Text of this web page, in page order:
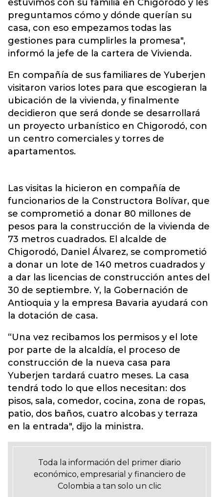
estuvimos con su familia en Chigorodó y les
preguntamos cómo y dónde querían su
casa, con eso empezamos todas las
gestiones para cumplirles la promesa",
informó la jefe de la cartera de Vivienda.
En compañía de sus familiares de Yuberjen
visitaron varios lotes para que escogieran la
ubicación de la vivienda, y finalmente
decidieron que será donde se desarrollará
un proyecto urbanístico en Chigorodó, con
un centro comerciales y torres de
apartamentos.
Las visitas la hicieron en compañía de
funcionarios de la Constructora Bolívar, que
se comprometió a donar 80 millones de
pesos para la construcción de la vivienda de
73 metros cuadrados. El alcalde de
Chigorodó, Daniel Álvarez, se comprometió
a donar un lote de 140 metros cuadrados y
a dar las licencias de construcción antes del
30 de septiembre. Y, la Gobernación de
Antioquia y la empresa Bavaria ayudará con
la dotación de casa.
“Una vez recibamos los permisos y el lote
por parte de la alcaldía, el proceso de
construcción de la nueva casa para
Yuberjen tardará cuatro meses. La casa
tendrá todo lo que ellos necesitan: dos
pisos, sala, comedor, cocina, zona de ropas,
patio, dos baños, cuatro alcobas y terraza
en la entrada", dijo la ministra.
Toda la información del primer diario
económico, empresarial y financiero de
Colombia a tan solo un clic